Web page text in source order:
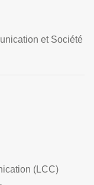
et Société
(LCC)